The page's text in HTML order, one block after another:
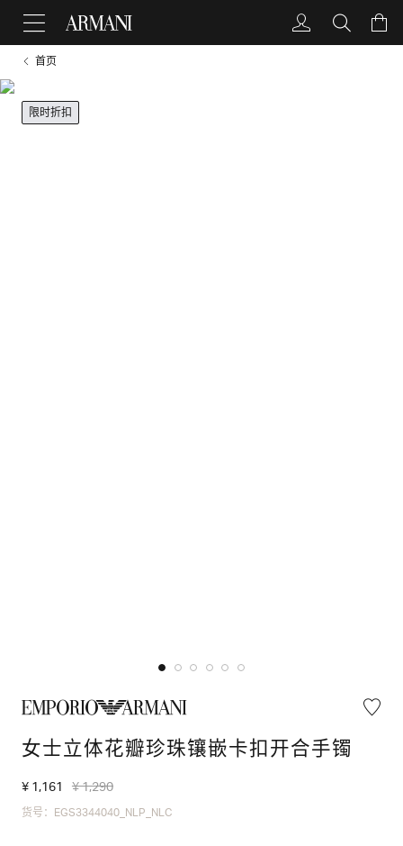
首页
限时折扣
女士立体花瓣珍珠镶嵌卡扣开合手镯
¥ 1,161 ¥ 1,290
货号：EGS3344040_NLP_NLC